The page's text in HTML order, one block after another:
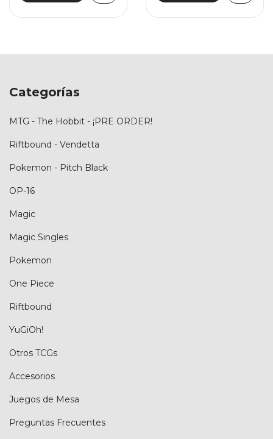
Categorías
MTG - The Hobbit - ¡PRE ORDER!
Riftbound - Vendetta
Pokemon - Pitch Black
OP-16
Magic
Magic Singles
Pokemon
One Piece
Riftbound
YuGiOh!
Otros TCGs
Accesorios
Juegos de Mesa
Preguntas Frecuentes